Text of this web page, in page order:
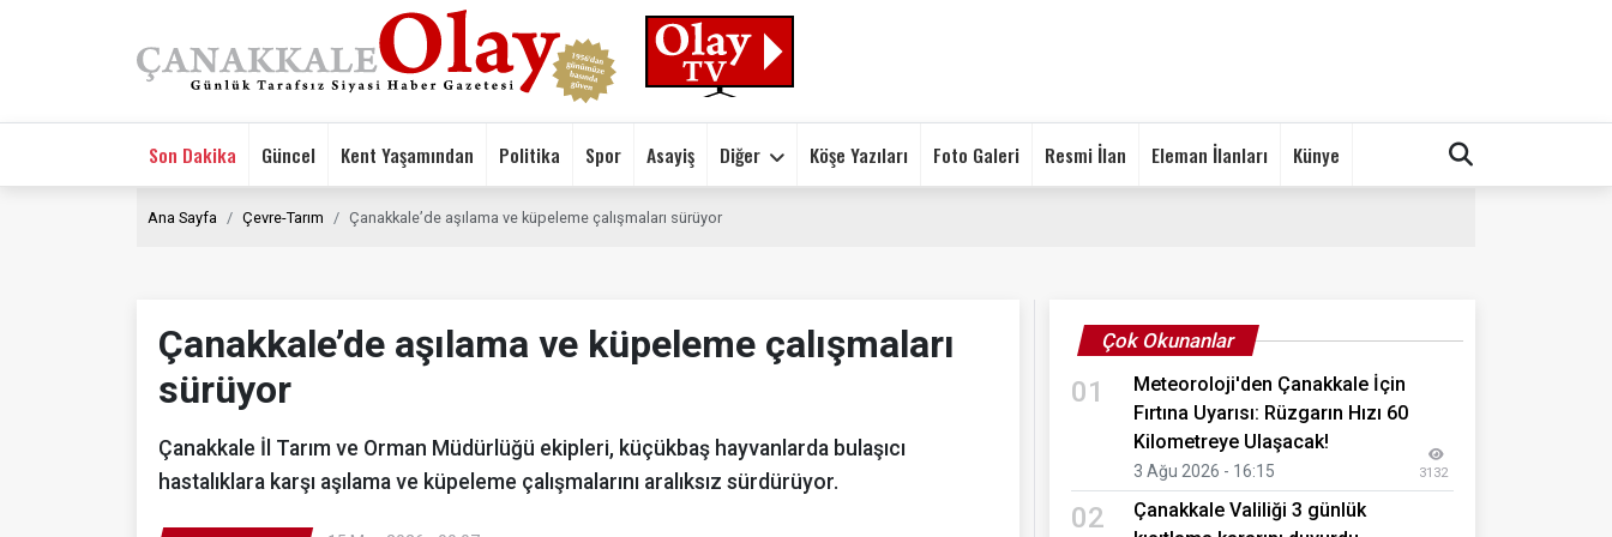
Son Dakika Güncel Kent Yaşamından Politika Spor Asayiş Diğer Köşe Yazıları Foto Galeri Resmi İlan Eleman İlanları Künye
Ana Sayfa Çevre-Tarım Çanakkale’de aşılama ve küpeleme çalışmaları sürüyor
Çanakkale’de aşılama ve küpeleme çalışmaları
sürüyor
Çanakkale İl Tarım ve Orman Müdürlüğü ekipleri, küçükbaş hayvanlarda bulaşıcı
hastalıklara karşı aşılama ve küpeleme çalışmalarını aralıksız sürdürüyor.
Çok Okunanlar
01
Meteoroloji'den Çanakkale İçin
Fırtına Uyarısı: Rüzgarın Hızı 60
Kilometreye Ulaşacak!
3 Ağu 2026 - 16:15 3132
02
Çanakkale Valiliği 3 günlük